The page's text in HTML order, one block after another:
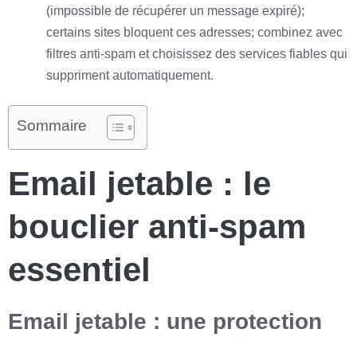
(impossible de récupérer un message expiré);
certains sites bloquent ces adresses; combinez avec
filtres anti-spam et choisissez des services fiables qui
suppriment automatiquement.
Sommaire
Email jetable : le
bouclier anti-spam
essentiel
Email jetable : une protection